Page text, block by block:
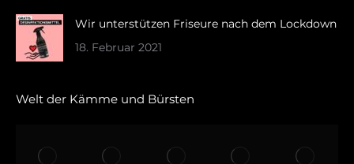
Wir unterstützen Friseure nach dem Lockdown
18. Februar 2021
Welt der Kämme und Bürsten